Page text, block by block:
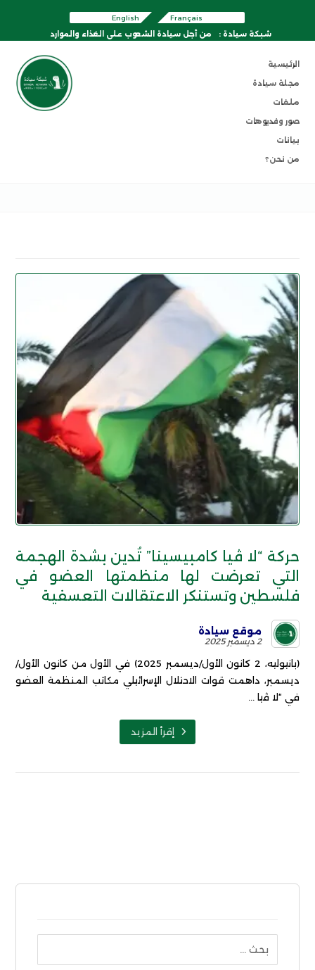
Français
English
شبكة سيادة :
من أجل سيادة الشعوب على الغذاء والموارد
الرئيسية
مجلة سيادة
ملفات
صور وفديوهات
بيانات
من نحن؟
حركة “لا ڤيا كامبيسينا” تُدين بشدة الهجمة
التي تعرضت لها منظمتها العضو في
فلسطين وتستنكر الاعتقالات التعسفية
موقع سيادة
2 ديسمبر 2025
(بانيوليه، 2 كانون الأول/ديسمبر 2025) في الأول من كانون الأول/
ديسمبر، داهمت قوات الاحتلال الإسرائيلي مكاتب المنظمة العضو
في “لا ڤيا ...
إقرأ المزيد